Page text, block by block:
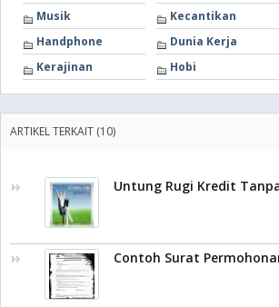
Musik
Kecantikan
Handphone
Dunia Kerja
Kerajinan
Hobi
ARTIKEL TERKAIT (10)
Untung Rugi Kredit
Contoh Surat